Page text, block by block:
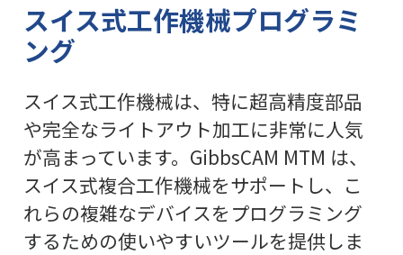
スイス式工作機械プログラミ
ング
スイス式工作機械は、特に超高精度部品
や完全なライトアウト加工に非常に人気
が高まっています。GibbsCAM MTM は、
スイス式複合工作機械をサポートし、こ
れらの複雑なデバイスをプログラミング
するための使いやすいツールを提供しま